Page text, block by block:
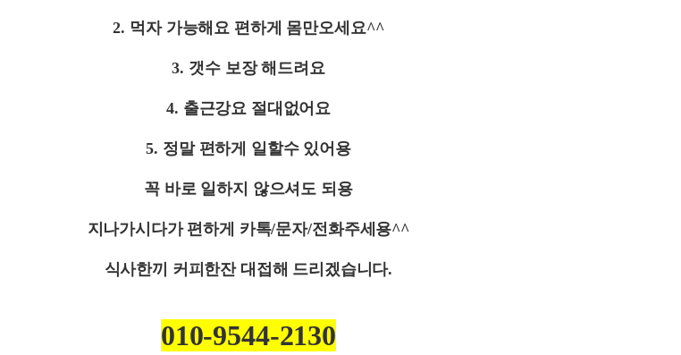
2. 먹자 가능해요 편하게 몸만오세요^^
3. 갯수 보장 해드려요
4. 출근강요 절대없어요
5. 정말 편하게 일할수 있어용
꼭 바로 일하지 않으셔도 되용
지나가시다가 편하게 카톡/문자/전화주세용^^
식사한끼 커피한잔 대접해 드리겠습니다.
010-9544-2130